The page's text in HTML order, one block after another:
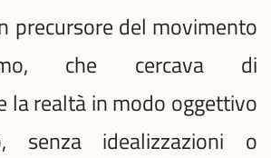
precursore del movimento
che cercava di
la realtà in modo oggettivo
senza idealizzazioni o